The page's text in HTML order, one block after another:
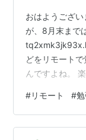
おはようござ
が、8月末まで
どをリモート
んですよね。
きないので新し
う予定です。
しいゲーミン
#リモート #